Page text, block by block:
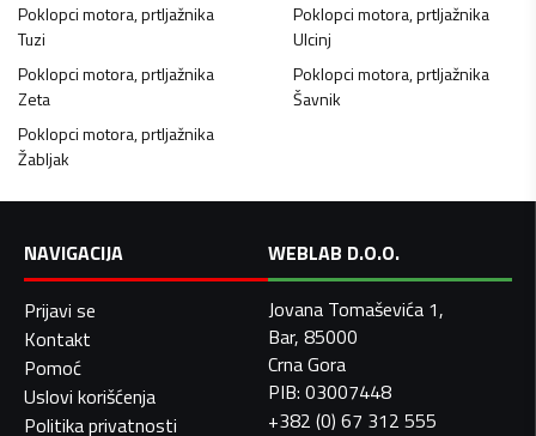
Poklopci motora, prtljažnika
Tuzi
Poklopci motora, prtljažnika
Ulcinj
Poklopci motora, prtljažnika
Zeta
Poklopci motora, prtljažnika
Šavnik
Poklopci motora, prtljažnika
Žabljak
NAVIGACIJA
Prijavi se
Kontakt
Pomoć
Uslovi korišćenja
Politika privatnosti
WEBLAB D.O.O.
Jovana Tomaševića 1,
Bar, 85000
Crna Gora
PIB: 03007448
+382 (0) 67 312 555